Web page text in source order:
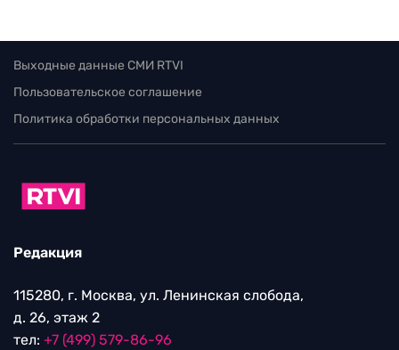
Выходные данные СМИ RTVI
Пользовательское соглашение
Политика обработки персональных данных
Редакция
115280, г. Москва, ул. Ленинская слобода,
д. 26, этаж 2
тел: +7 (499) 579-86-96